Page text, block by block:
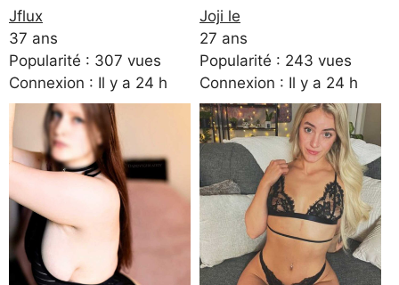
Jflux
37 ans
Popularité : 307 vues
Connexion : Il y a 24 h
Joji le
27 ans
Popularité : 243 vues
Connexion : Il y a 24 h